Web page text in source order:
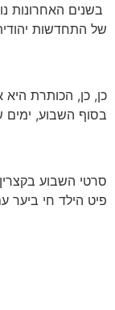
בשנים האחרונות
של התחדשות
כן, כן, הכותרת
בסוף השבוע, ימים
פיט הילד חי ביער